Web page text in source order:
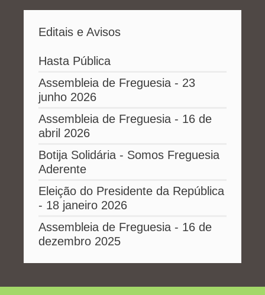
Editais e Avisos
Hasta Pública
Assembleia de Freguesia - 23
junho 2026
Assembleia de Freguesia - 16 de
abril 2026
Botija Solidária - Somos Freguesia
Aderente
Eleição do Presidente da República
- 18 janeiro 2026
Assembleia de Freguesia - 16 de
dezembro 2025